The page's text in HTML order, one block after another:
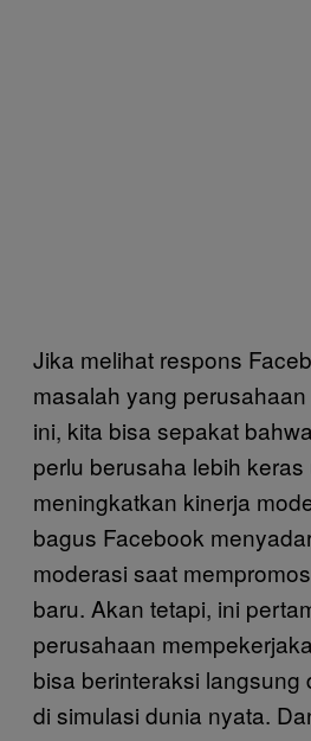
Jika melihat respons
masalah yang
ini, kita bisa sepakat
perlu berusaha lebih keras
meningkatkan kinerja
bagus Facebook
moderasi saat
baru. Akan tetapi, ini
perusahaan
bisa berinteraksi
di simulasi dunia nyata.